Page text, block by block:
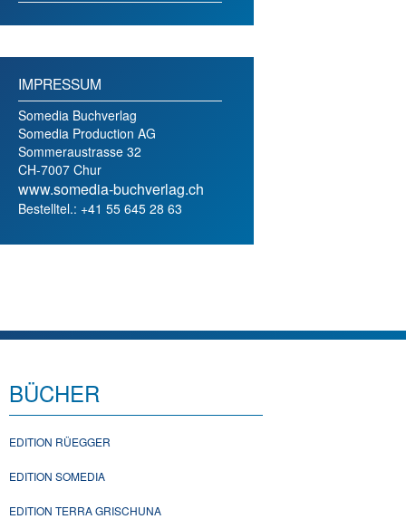
IMPRESSUM
Somedia Buchverlag
Somedia Production AG
Sommeraustrasse 32
CH-7007 Chur
www.somedia-buchverlag.ch
Bestelltel.: +41 55 645 28 63
BÜCHER
EDITION RÜEGGER
EDITION SOMEDIA
EDITION TERRA GRISCHUNA